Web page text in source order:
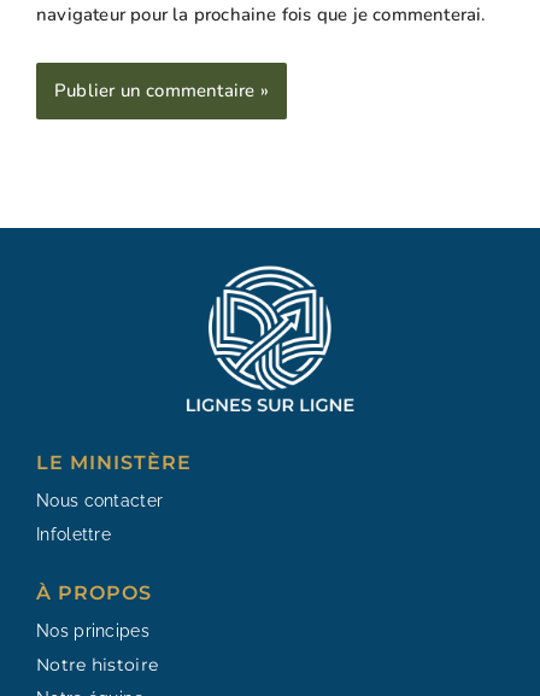
navigateur pour la prochaine fois que je commenterai.
LE MINISTÈRE
Nous contacter
Infolettre
À PROPOS
Nos principes
Notre histoire